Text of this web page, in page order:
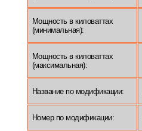
Мощность в киловаттах
(минимальная):
Мощность в киловаттах
(максимальная):
Название по модификации:
Номер по модификации: